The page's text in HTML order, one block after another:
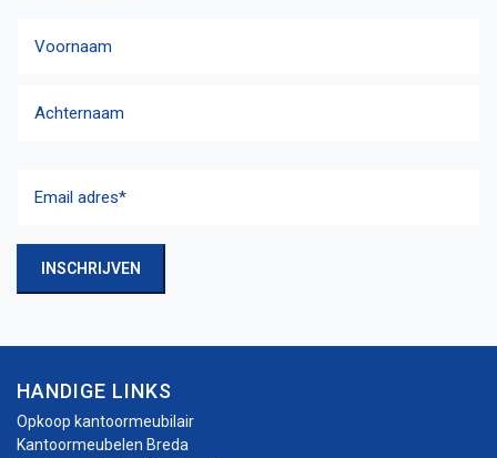
adres(Vereist)
INSCHRIJVEN
HANDIGE LINKS
Opkoop kantoormeubilair
Kantoormeubelen Breda